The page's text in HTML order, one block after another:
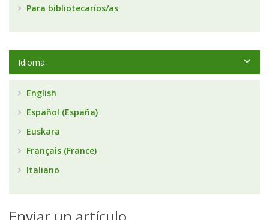
Para bibliotecarios/as
Idioma
English
Español (España)
Euskara
Français (France)
Italiano